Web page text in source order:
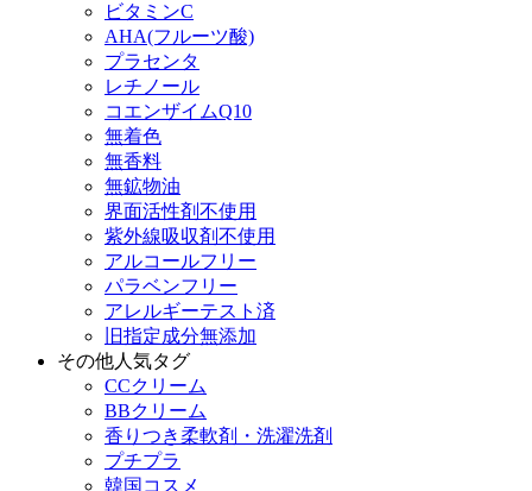
ビタミンC
AHA(フルーツ酸)
プラセンタ
レチノール
コエンザイムQ10
無着色
無香料
無鉱物油
界面活性剤不使用
紫外線吸収剤不使用
アルコールフリー
パラベンフリー
アレルギーテスト済
旧指定成分無添加
その他人気タグ
CCクリーム
BBクリーム
香りつき柔軟剤・洗濯洗剤
プチプラ
韓国コスメ